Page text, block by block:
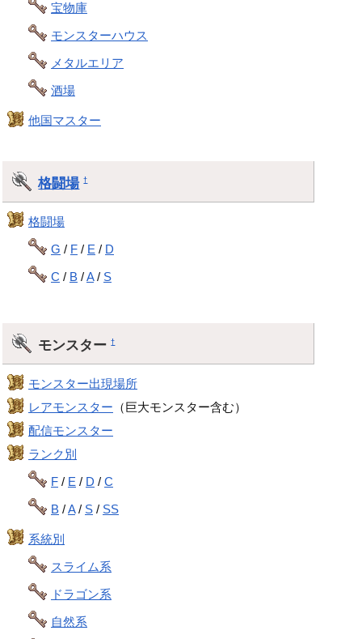
宝物庫
モンスターハウス
メタルエリア
酒場
他国マスター
格闘場 †
格闘場
G / F / E / D
C / B /A/ S
モンスター†
モンスター出現場所
レアモンスター （巨大モンスター含む）
配信モンスター
ランク別
F / E / D /C
B /A/ S / SS
系統別
スライム系
ドラゴン系
自然系